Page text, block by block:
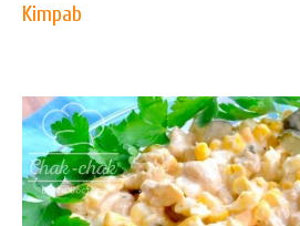
Kimpab